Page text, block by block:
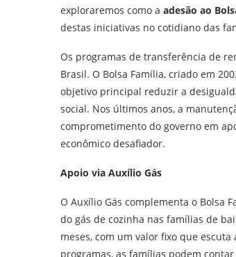
exploraremos como a adesão ao
destas iniciativas no cotidiano das
Os programas de transferência de
Brasil. O Bolsa Família, criado em
objetivo principal reduzir a
social. Nos últimos anos, a
comprometimento do governo em
econômico desafiador.
Apoio via Auxílio Gás
O Auxílio Gás complementa o Bolsa
do gás de cozinha nas famílias de
meses, com um valor fixo que
programas, as famílias podem